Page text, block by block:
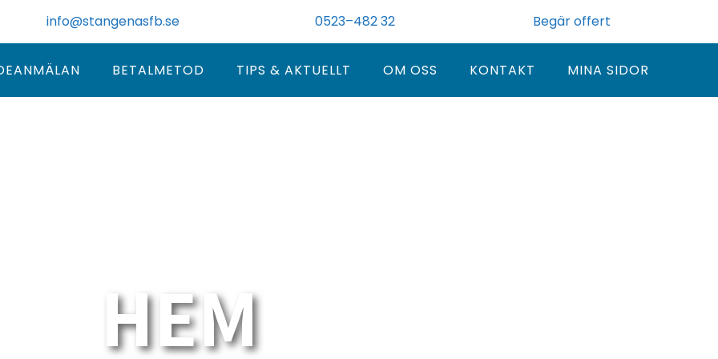
info@stangenasfb.se 0523–482 32 Begär offert
BETALMETOD TIPS & AKTUELLT OM OSS KONTAKT MINA SIDOR
HEM